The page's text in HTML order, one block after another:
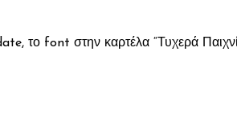
το font στην καρτέλα “Τυχερά